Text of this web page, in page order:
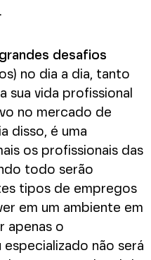
grandes desafios
no dia a dia, tanto
sua vida profissional
no mercado de
disso, é uma
os profissionais das
todo serão
tipos de empregos
em um ambiente em
apenas o
não será